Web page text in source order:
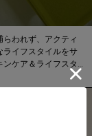
らわれず、アクティ
ライフスタイルをサ
ンケア＆ライフスタ
athletia（アスレティ
ー。